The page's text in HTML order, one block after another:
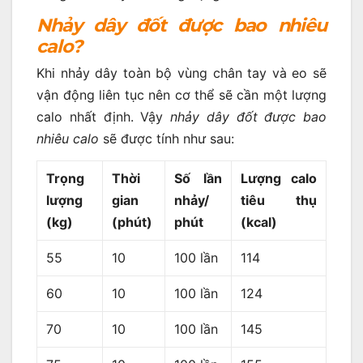
Nhảy dây đốt được bao nhiêu
calo?
Khi nhảy dây toàn bộ vùng chân tay và eo sẽ
vận động liên tục nên cơ thể sẽ cần một lượng
calo nhất định. Vậy nhảy dây đốt được bao
nhiêu calo sẽ được tính như sau:
Trọng
lượng
(kg)
Thời
gian
(phút)
Số lần
nhảy/
phút
Lượng calo
tiêu thụ
(kcal)
55 10 100 lần 114
60 10 100 lần 124
70 10 100 lần 145